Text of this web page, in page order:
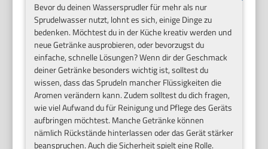
Bevor du deinen Wassersprudler für mehr als nur
Sprudelwasser nutzt, lohnt es sich, einige Dinge zu
bedenken. Möchtest du in der Küche kreativ werden und
neue Getränke ausprobieren, oder bevorzugst du
einfache, schnelle Lösungen? Wenn dir der Geschmack
deiner Getränke besonders wichtig ist, solltest du
wissen, dass das Sprudeln mancher Flüssigkeiten die
Aromen verändern kann. Zudem solltest du dich fragen,
wie viel Aufwand du für Reinigung und Pflege des Geräts
aufbringen möchtest. Manche Getränke können
nämlich Rückstände hinterlassen oder das Gerät stärker
beanspruchen. Auch die Sicherheit spielt eine Rolle.